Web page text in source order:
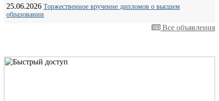
25.06.2026 Торжественное вручение дипломов о высшем
образовании
Все объявления